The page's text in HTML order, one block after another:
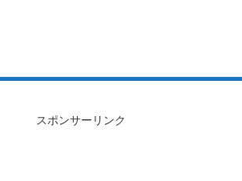
スポンサーリンク